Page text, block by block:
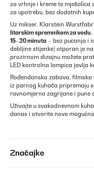
za vrhnje i kreme te mješalica
za upotrebu, bez dodatnih
Uz mikser, Klarstein
litarskim spremnikom za vodu,
15–20 minuta – bez pucanja i
debljine stijenke) otporan je
prozirnom dizajnu možete
LED kontrolna lampica javlja
Rođendanska zabava,
iz parnog kuhača pripremaju
ravnomjerno zagrijane i pune
Uživajte u svakodnevnom
danas i otvorite nove
Značajke